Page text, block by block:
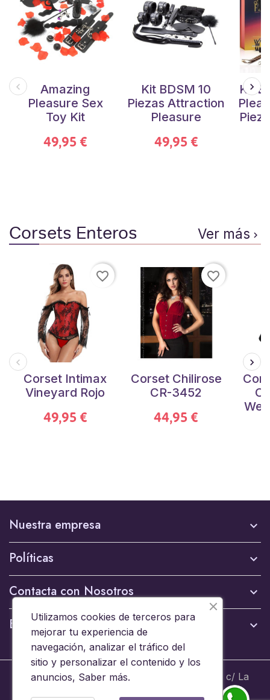
Amazing
Pleasure Sex
Toy Kit
49,95 €
Kit BDSM 10
Piezas Attraction
Pleasure
49,95 €
Kit
Corsets Enteros Ver más 
Corset Intimax
Vineyard Rojo
49,95 €
favorite_border
Corset Chilirose
CR-3452
44,95 €
favorite_border
Nuestra empresa 
Políticas 
Contacta con Nosotros 
Boletín 
© 2024 - Brinquedos 15008 SL B44653608 c/ La
Ermita 6, 15008 A Coruña - Todos los derechos
Utilizamos cookies de terceros para
mejorar tu experiencia de
navegación, analizar el tráfico del
sitio y personalizar el contenido y los
anuncios, Saber más.